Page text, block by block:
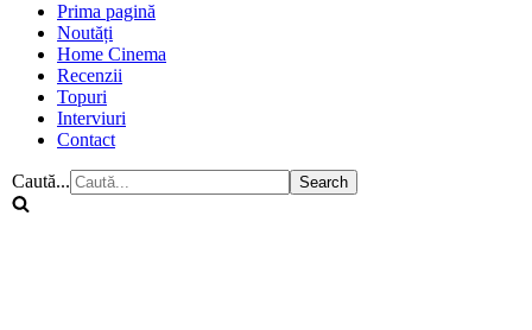
Prima pagină
Noutăți
Home Cinema
Recenzii
Topuri
Interviuri
Contact
Caută...